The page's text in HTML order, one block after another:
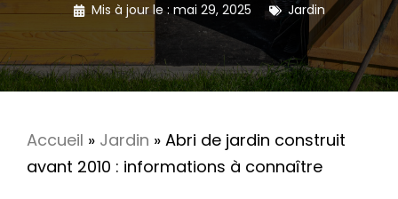
Mis à jour le : mai 29, 2025 Jardin
Accueil » Jardin » Abri de jardin construit
avant 2010 : informations à connaître